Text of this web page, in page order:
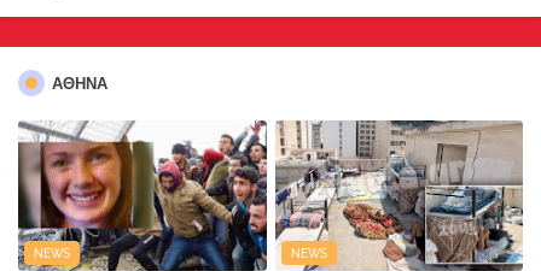
ΑΘΗΝΑ
NEWS NEWS